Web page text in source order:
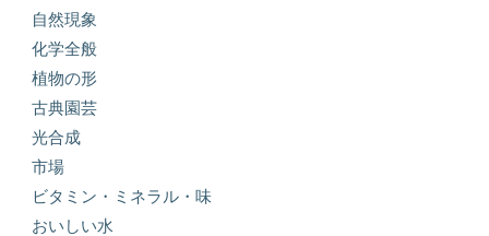
自然現象
化学全般
植物の形
古典園芸
光合成
市場
ビタミン・ミネラル・味
おいしい水